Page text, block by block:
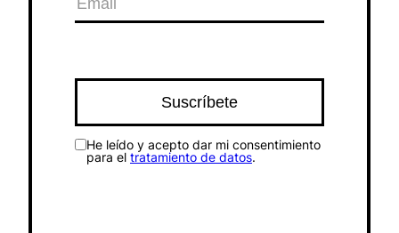
He leído y acepto dar mi consentimiento
para el tratamiento de datos.